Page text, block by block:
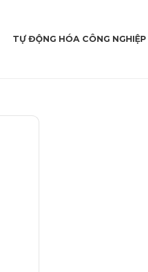
TỰ ĐỘNG HÓA CÔNG NGHIỆP